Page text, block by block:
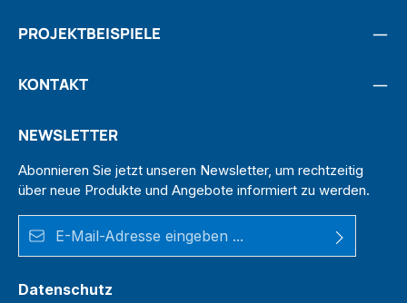
PROJEKTBEISPIELE
KONTAKT
NEWSLETTER
Abonnieren Sie jetzt unseren Newsletter, um rechtzeitig
über neue Produkte und Angebote informiert zu werden.
Datenschutz